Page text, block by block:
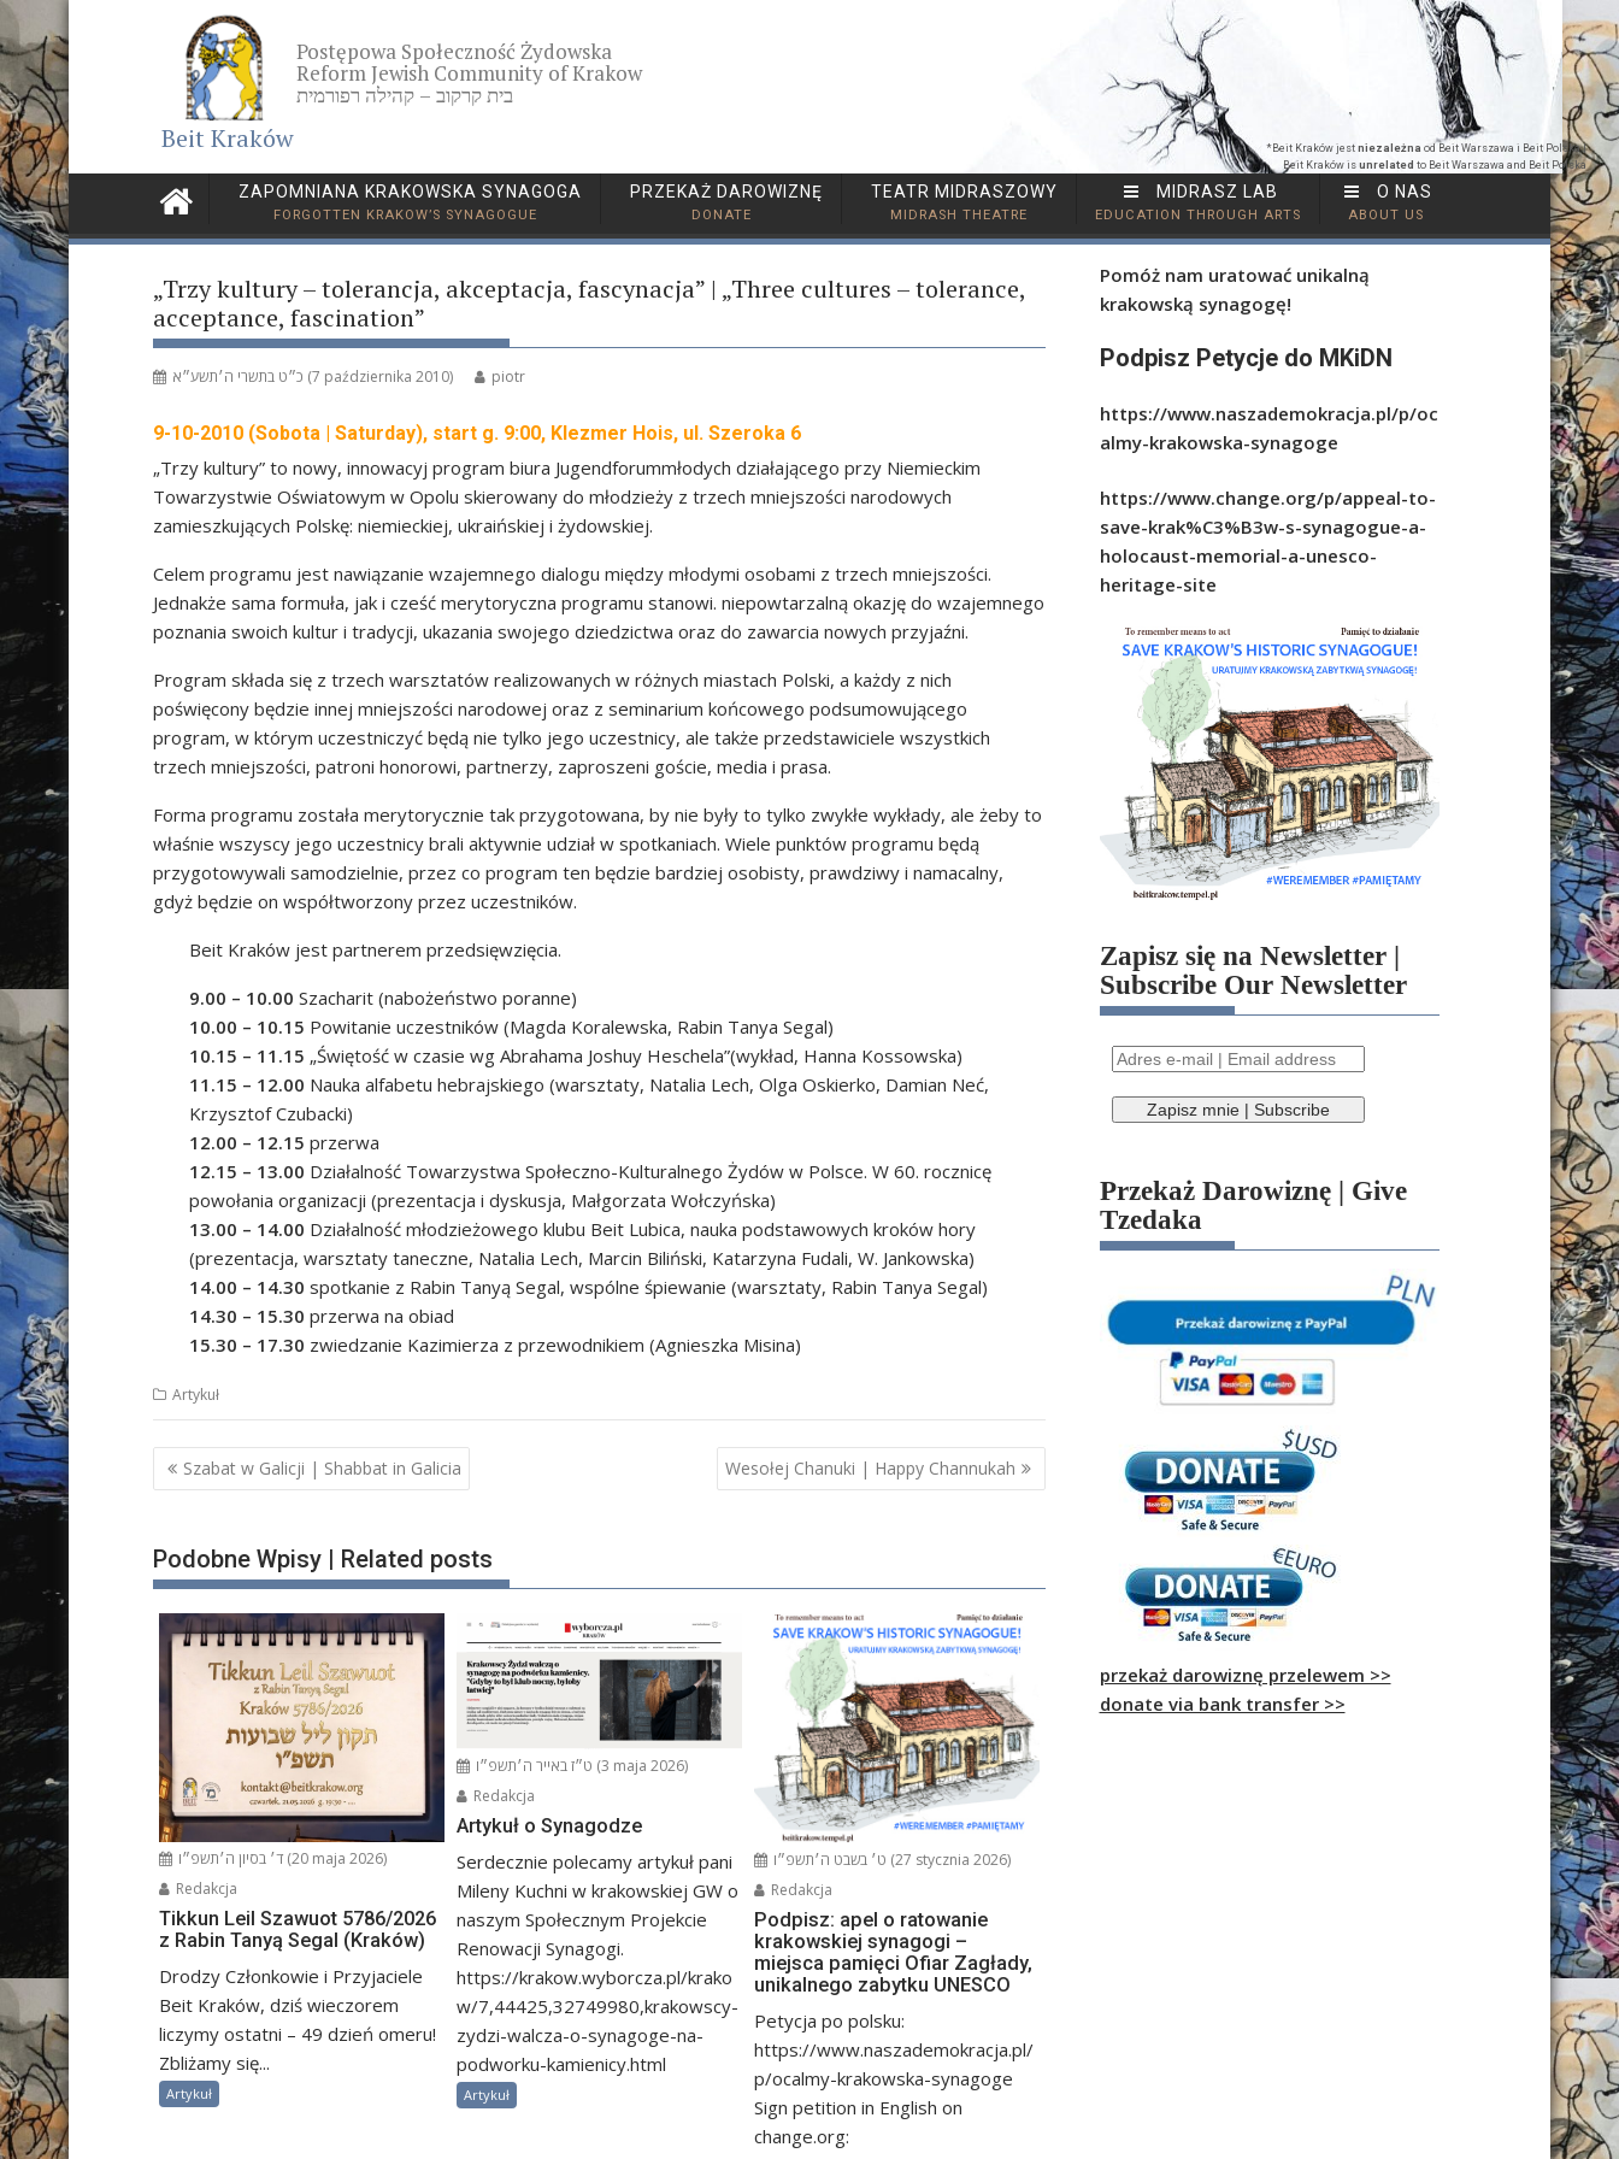
to
Beit Kraków
Postępowa Społeczność Żydowska
Reform Jewish Community of Krakow
בית קרקוב – קהילה רפורמית
*Beit Kraków jest niezależna od Beit Warszawa i Beit Polska |
Beit Kraków is unrelated to Beit Warszawa and Beit Polska
ZAPOMNIANA KRAKOWSKA SYNAGOGA
FORGOTTEN KRAKOW’S SYNAGOGUE
PRZEKAŻ DAROWIZNĘ
DONATE
TEATR MIDRASZOWY
MIDRASH THEATRE
MIDRASZ LAB
EDUCATION THROUGH ARTS
O NAS
ABOUT US
„Trzy kultury – tolerancja, akceptacja, fascynacja” | „Three cultures – tolerance,
acceptance, fascination”
כ״ט בתשרי ה׳תשע״א (7 października 2010) piotr
9-10-2010 (Sobota | Saturday), start g. 9:00, Klezmer Hois, ul. Szeroka 6
„Trzy kultury” to nowy, innowacyj program biura Jugendforummłodych działającego przy Niemieckim
Towarzystwie Oświatowym w Opolu skierowany do młodzieży z trzech mniejszości narodowych
zamieszkujących Polskę: niemieckiej, ukraińskiej i żydowskiej.
Celem programu jest nawiązanie wzajemnego dialogu między młodymi osobami z trzech mniejszości.
Jednakże sama formuła, jak i cześć merytoryczna programu stanowi. niepowtarzalną okazję do wzajemnego
poznania swoich kultur i tradycji, ukazania swojego dziedzictwa oraz do zawarcia nowych przyjaźni.
Program składa się z trzech warsztatów realizowanych w różnych miastach Polski, a każdy z nich
poświęcony będzie innej mniejszości narodowej oraz z seminarium końcowego podsumowującego
program, w którym uczestniczyć będą nie tylko jego uczestnicy, ale także przedstawiciele wszystkich
trzech mniejszości, patroni honorowi, partnerzy, zaproszeni goście, media i prasa.
Forma programu została merytorycznie tak przygotowana, by nie były to tylko zwykłe wykłady, ale żeby to
właśnie wszyscy jego uczestnicy brali aktywnie udział w spotkaniach. Wiele punktów programu będą
przygotowywali samodzielnie, przez co program ten będzie bardziej osobisty, prawdziwy i namacalny,
gdyż będzie on współtworzony przez uczestników.
Beit Kraków jest partnerem przedsięwzięcia.
9.00 – 10.00 Szacharit (nabożeństwo poranne)
10.00 – 10.15 Powitanie uczestników (Magda Koralewska, Rabin Tanya Segal)
10.15 – 11.15 „Świętość w czasie wg Abrahama Joshuy Heschela”(wykład, Hanna Kossowska)
11.15 – 12.00 Nauka alfabetu hebrajskiego (warsztaty, Natalia Lech, Olga Oskierko, Damian Neć,
Krzysztof Czubacki)
12.00 – 12.15 przerwa
12.15 – 13.00 Działalność Towarzystwa Społeczno-Kulturalnego Żydów w Polsce. W 60. rocznicę
powołania organizacji (prezentacja i dyskusja, Małgorzata Wołczyńska)
13.00 – 14.00 Działalność młodzieżowego klubu Beit Lubica, nauka podstawowych kroków hory
(prezentacja, warsztaty taneczne, Natalia Lech, Marcin Biliński, Katarzyna Fudali, W. Jankowska)
14.00 – 14.30 spotkanie z Rabin Tanyą Segal, wspólne śpiewanie (warsztaty, Rabin Tanya Segal)
14.30 – 15.30 przerwa na obiad
15.30 – 17.30 zwiedzanie Kazimierza z przewodnikiem (Agnieszka Misina)
Artykuł
Nawigacja
wpisu
Szabat w Galicji | Shabbat in Galicia Wesołej Chanuki | Happy Channukah
Podobne Wpisy | Related posts
ד׳ בסיון ה׳תשפ״ו (20 maja 2026)
Redakcja
Tikkun Leil Szawuot 5786/2026
z Rabin Tanyą Segal (Kraków)
Drodzy Członkowie i Przyjaciele
Beit Kraków, dziś wieczorem
liczymy ostatni – 49 dzień omeru!
Zbliżamy się...
Artykuł
ט״ז באייר ה׳תשפ״ו (3 maja 2026)
Redakcja
Artykuł o Synagodze
Serdecznie polecamy artykuł pani
Mileny Kuchni w krakowskiej GW o
naszym Społecznym Projekcie
Renowacji Synagogi.
https://krakow.wyborcza.pl/krako
w/7,44425,32749980,krakowscy-
zydzi-walcza-o-synagoge-na-
podworku-kamienicy.html
Artykuł
ט׳ בשבט ה׳תשפ״ו (27 stycznia 2026)
Redakcja
Podpisz: apel o ratowanie
krakowskiej synagogi –
miejsca pamięci Ofiar Zagłady,
unikalnego zabytku UNESCO
Petycja po polsku:
https://www.naszademokracja.pl/
p/ocalmy-krakowska-synagoge
Sign petition in English on
change.org:
Pomóż nam uratować unikalną
krakowską synagogę!
Podpisz Petycje do MKiDN
https://www.naszademokracja.pl/p/oc
almy-krakowska-synagoge
https://www.change.org/p/appeal-to-
save-krak%C3%B3w-s-synagogue-a-
holocaust-memorial-a-unesco-
heritage-site
Zapisz się na Newsletter |
Subscribe Our Newsletter
Przekaż Darowiznę | Give
Tzedaka
przekaż darowiznę przelewem >>
donate via bank transfer >>